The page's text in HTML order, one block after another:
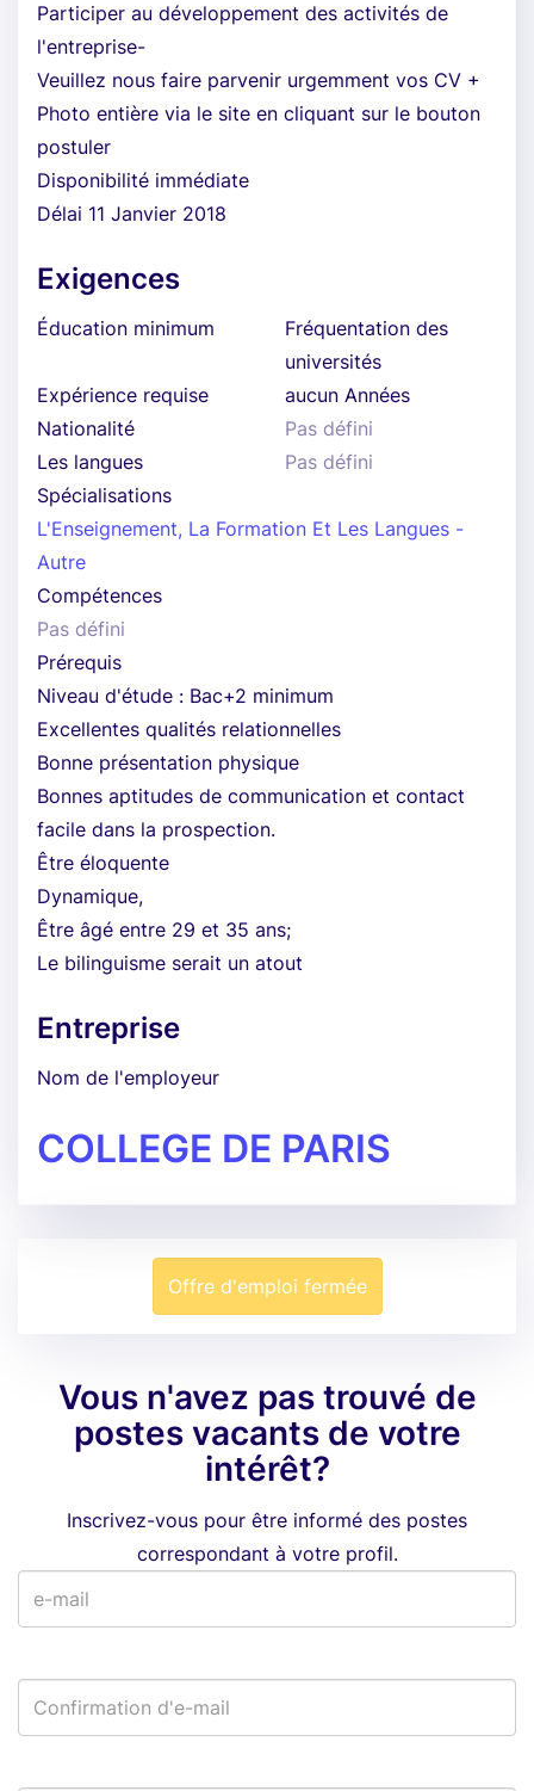
Participer au développement des activités de
l'entreprise-
Veuillez nous faire parvenir urgemment vos CV +
Photo entière via le site en cliquant sur le bouton
postuler
Disponibilité immédiate
Délai 11 Janvier 2018
Exigences
Éducation minimum
Fréquentation des
universités
Expérience requise
aucun Années
Nationalité
Pas défini
Les langues
Pas défini
Spécialisations
L'Enseignement, La Formation Et Les Langues -
Autre
Compétences
Pas défini
Prérequis
Niveau d'étude : Bac+2 minimum
Excellentes qualités relationnelles
Bonne présentation physique
Bonnes aptitudes de communication et contact
facile dans la prospection.
Être éloquente
Dynamique,
Être âgé entre 29 et 35 ans;
Le bilinguisme serait un atout
Entreprise
Nom de l'employeur
COLLEGE DE PARIS
Offre d'emploi fermée
Vous n'avez pas trouvé de
postes vacants de votre
intérêt?
Inscrivez-vous pour être informé des postes
correspondant à votre profil.